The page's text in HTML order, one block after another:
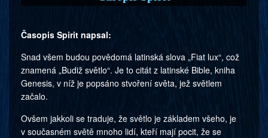
Galerie
Program
Doprovodný prodej
Kontakty
Časopis Spirit napsal:
Snad všem budou povědomá latinská slova „Fiat lux“, což
znamená „Budiž světlo“. Je to citát z latinské Bible, kniha
Genesis, v níž je popsáno stvoření světa, jež světlem
začalo.
Ovšem jakkoli se traduje, že světlo je základem všeho, je
v současném světě mnoho lidí, kteří mají pocit, že se